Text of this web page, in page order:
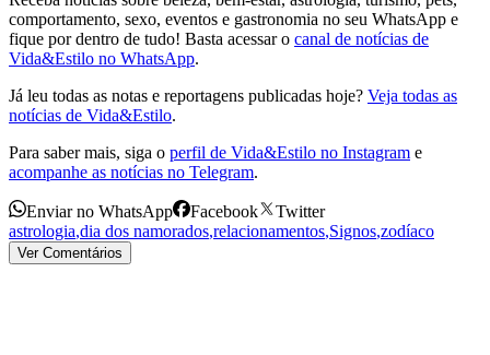
comportamento, sexo, eventos e gastronomia no seu WhatsApp e
fique por dentro de tudo! Basta acessar o canal de notícias de
Vida&Estilo no WhatsApp.
Já leu todas as notas e reportagens publicadas hoje? Veja todas as
notícias de Vida&Estilo.
Para saber mais, siga o perfil de Vida&Estilo no Instagram e
acompanhe as notícias no Telegram.
Enviar no WhatsApp Facebook
Twitter
astrologia,dia dos namorados,relacionamentos,Signos,zodíaco
Ver Comentários